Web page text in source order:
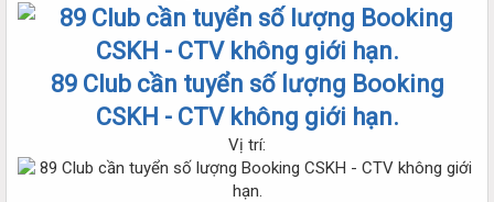
89 Club cần tuyển số lượng Booking
CSKH - CTV không giới hạn.
Vị trí: